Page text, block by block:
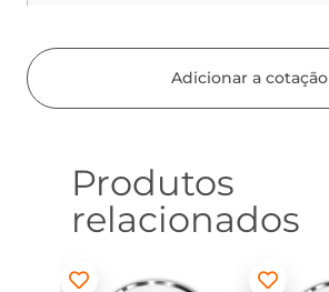
Adicionar a cotação
Produtos
relacionados